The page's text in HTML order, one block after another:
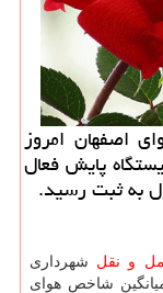
اصفهان امروز
بهمن ماه برپایه داده های ۱۴ ایستگاه پایش فعال
و نقل شهرداری
شاخص هوای